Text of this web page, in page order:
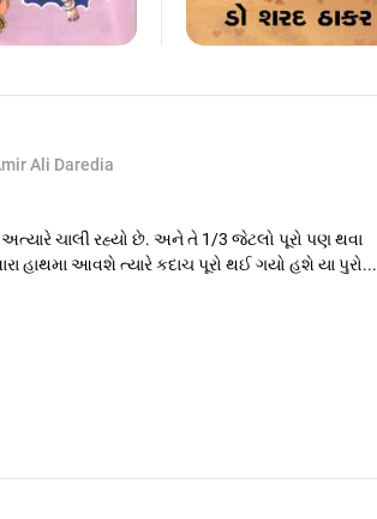
Ali Daredia
ચાલી રહ્યો છે. અને તે 1/3 જેટલો પૂરો પણ થવા
આવશે ત્યારે કદાચ પૂરો થઈ ગયો હશે યા પુરો...